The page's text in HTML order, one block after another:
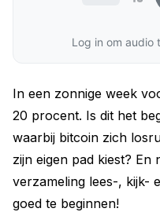
Log in om audio
In een zonnige week
20 procent. Is dit het
waarbij bitcoin zich
zijn eigen pad kiest? En
verzameling lees-, kijk-
goed te beginnen!